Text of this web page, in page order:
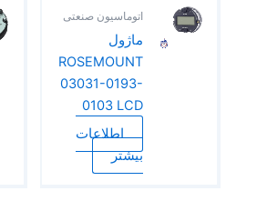
اتوماسیون صنعتی
ماژول
ROSEMOUNT
03031-0193-
0103 LCD
اطلاعات
بیشتر